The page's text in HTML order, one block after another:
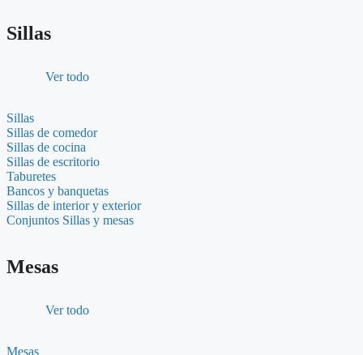
Sillas
Ver todo
Sillas
Sillas de comedor
Sillas de cocina
Sillas de escritorio
Taburetes
Bancos y banquetas
Sillas de interior y exterior
Conjuntos Sillas y mesas
Mesas
Ver todo
Mesas